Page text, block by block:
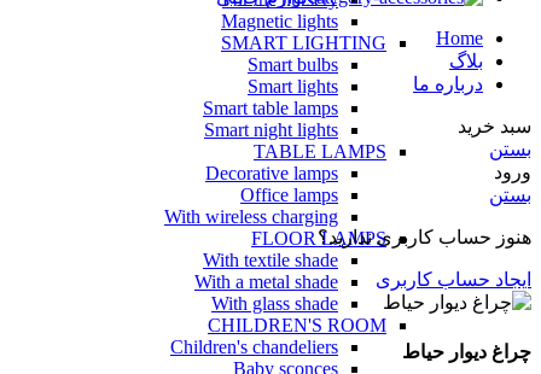
Magnetic lights
SMART LIGHTING
Smart bulbs
Smart lights
Smart table lamps
Smart night lights
TABLE LAMPS
Decorative lamps
Office lamps
With wireless charging
FLOOR LAMPS
With textile shade
With a metal shade
With glass shade
CHILDREN'S ROOM
Children's chandeliers
Baby sconces
Home
بلاگ
درباره ما
سبد خرید
بستن
ورود
بستن
هنوز حساب کاربری ندارید؟
ایجاد حساب کاربری
چراغ دیوار حیاط